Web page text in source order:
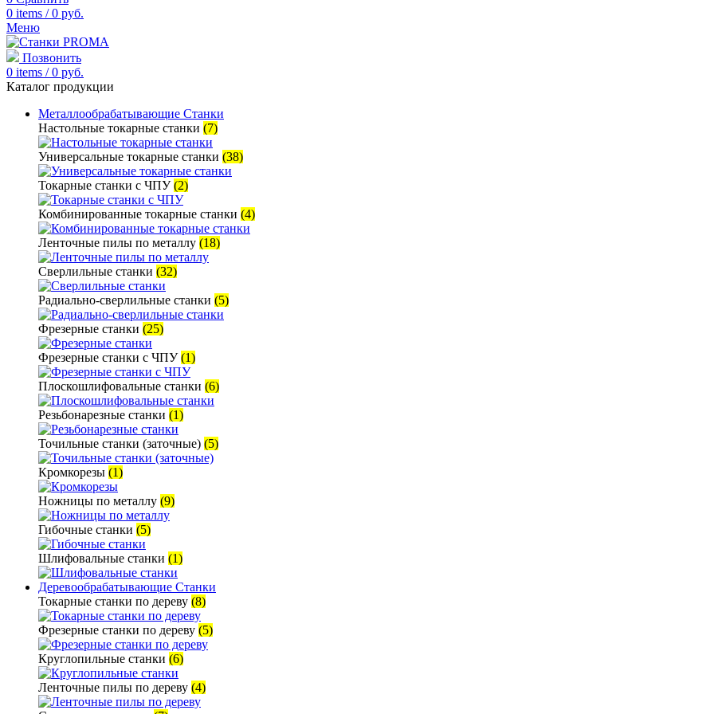
0 items / 0 руб.
Меню
Позвонить
0 items / 0 руб.
Каталог продукции
Металлообрабатывающие Станки
Настольные токарные станки (7)
Универсальные токарные станки (38)
Токарные станки с ЧПУ(2)
Комбинированные токарные станки (4)
Ленточные пилы по металлу (18)
Сверлильные станки (32)
Радиально-сверлильные станки (5)
Фрезерные станки (25)
Фрезерные станки с ЧПУ(1)
Плоскошлифовальные станки (6)
Резьбонарезные станки (1)
Точильные станки (заточные) (5)
Кромкорезы (1)
Ножницы по металлу (9)
Гибочные станки (5)
Шлифовальные станки (1)
Деревообрабатывающие Станки
Токарные станки по дереву (8)
Фрезерные станки по дереву (5)
Круглопильные станки (6)
Ленточные пилы по дереву (4)